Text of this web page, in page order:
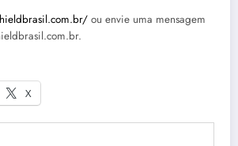
ou envie uma mensagem
X